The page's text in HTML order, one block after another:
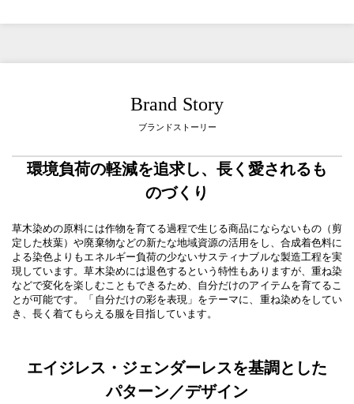
Brand Story
ブランドストーリー
環境負荷の軽減を追求し、長く愛されるも
のづくり
草木染めの原料には作物を育てる過程で生じる商品にならないもの（剪
定した枝葉）や廃棄物などの新たな地域資源の活用をし、合成着色料に
よる染色よりもエネルギー負荷の少ないサスティナブルな製造工程を実
現しています。草木染めには退色するという特性もありますが、重ね染
などで変化を楽しむこともできるため、自分だけのアイテムを育てるこ
とが可能です。「自分だけの彩を表現」をテーマに、重ね染めをしてい
き、長く着てもらえる服を目指しています。
エイジレス・ジェンダーレスを基調とした
パターン／デザイン